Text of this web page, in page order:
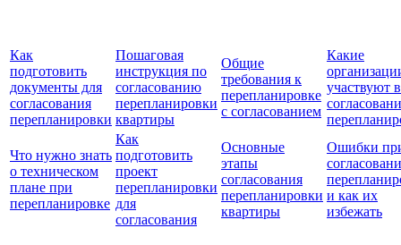
Как
подготовить
документы для
согласования
перепланировки
Пошаговая
инструкция по
согласованию
перепланировки
квартиры
Общие
требования к
перепланировке
с согласованием
Какие
участвуют в
Что нужно знать
о техническом
плане при
перепланировке
Как
подготовить
проект
перепланировки
для
согласования
Основные
этапы
согласования
перепланировки
квартиры
Ошибки
и как их
избежать